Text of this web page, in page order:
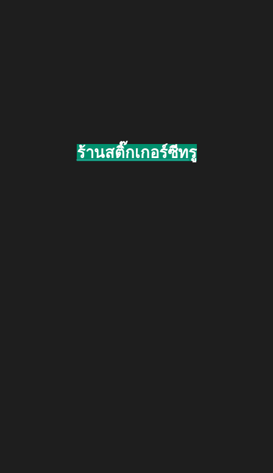
ร้านสติ๊กเกอร์ซีทรู